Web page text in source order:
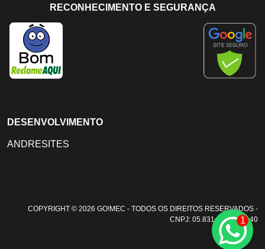
RECONHECIMENTO E SEGURANÇA
DESENVOLVIMENTO
ANDRESITES
COPYRIGHT © 2026 GO!MEC - TODOS OS DIREITOS RESERVADOS -
CNPJ: 05.831.108/0001-40
1